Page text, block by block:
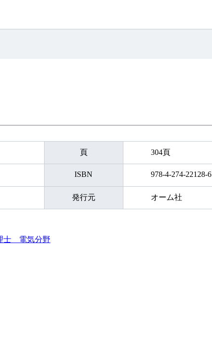
頁 304頁
ISBN 978-4-274-22128-6
発行元 オーム社
士 電気分野